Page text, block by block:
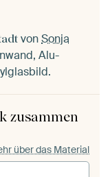
vonSonja
Alu-
zusammen
über das Material